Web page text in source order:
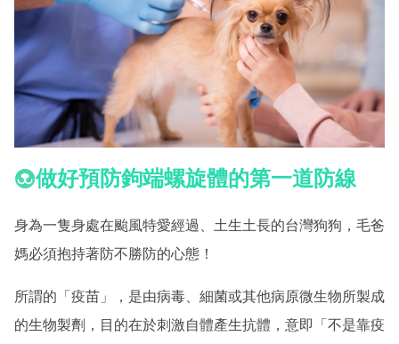
做好預防鉤端螺旋體的第一道防線
身為一隻身處在颱風特愛經過、土生土長的台灣狗狗，毛爸
媽必須抱持著防不勝防的心態！
所謂的「疫苗」，是由病毒、細菌或其他病原微生物所製成
的生物製劑，目的在於刺激自體產生抗體，意即「不是靠疫